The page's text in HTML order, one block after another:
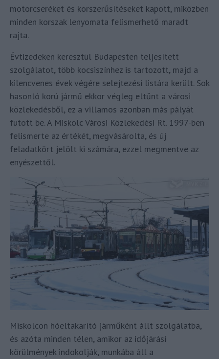
motorcseréket és korszerűsítéseket kapott, miközben
minden korszak lenyomata felismerhető maradt
rajta.
Évtizedeken keresztül Budapesten teljesített
szolgálatot, több kocsiszínhez is tartozott, majd a
kilencvenes évek végére selejtezési listára került. Sok
hasonló korú jármű ekkor végleg eltűnt a városi
közlekedésből, ez a villamos azonban más pályát
futott be. A Miskolc Városi Közlekedési Rt. 1997-ben
felismerte az értékét, megvásárolta, és új
feladatkört jelölt ki számára, ezzel megmentve az
enyészettől.
Miskolcon hóeltakarító járműként állt szolgálatba,
és azóta minden télen, amikor az időjárási
körülmények indokolják, munkába áll a